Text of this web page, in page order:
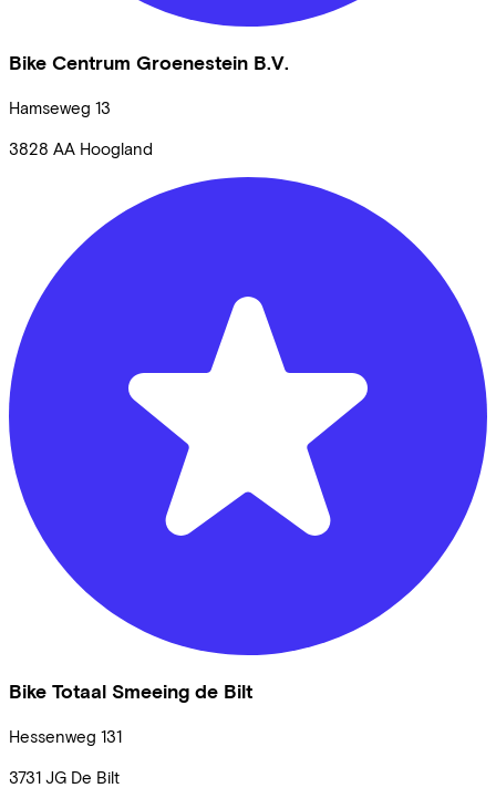
Bike Centrum Groenestein B.V.
Hamseweg 13
3828 AA Hoogland
Bike Totaal Smeeing de Bilt
Hessenweg 131
3731 JG De Bilt